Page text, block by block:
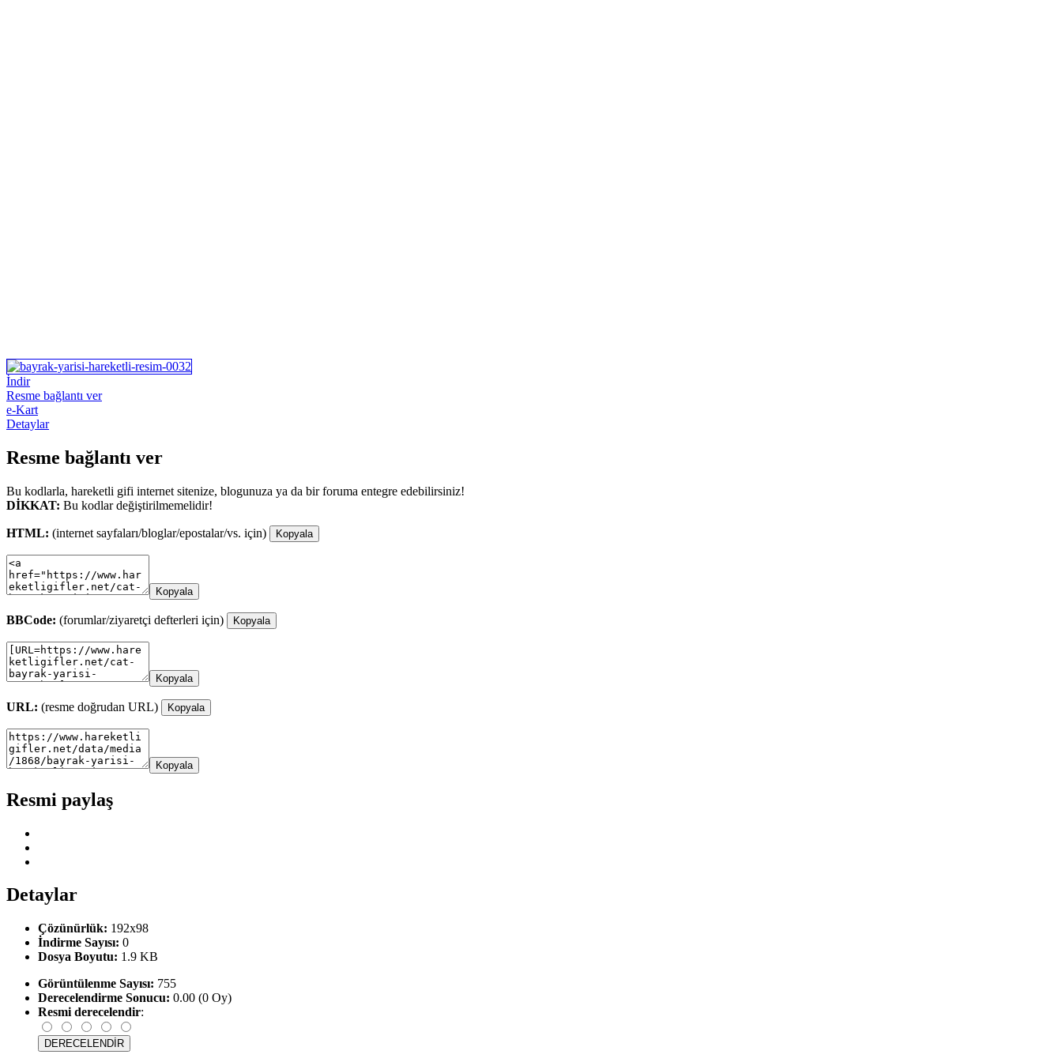
İndir
Resme bağlantı ver
e-Kart
Detaylar
Resme bağlantı ver
Bu kodlarla, hareketli gifi internet sitenize, blogunuza ya da bir foruma entegre edebilirsiniz!
DİKKAT: Bu kodlar değiştirilmemelidir!
HTML: (internet sayfaları/bloglar/epostalar/vs. için) Kopyala
Kopyala
BBCode: (forumlar/ziyaretçi defterleri için) Kopyala
Kopyala
URL: (resme doğrudan URL) Kopyala
Kopyala
Resmi paylaş
Detaylar
Çözünürlük: 192x98
İndirme Sayısı: 0
Dosya Boyutu: 1.9 KB
Görüntülenme Sayısı: 755
Derecelendirme Sonucu: 0.00 (0 Oy)
Resmi derecelendir: